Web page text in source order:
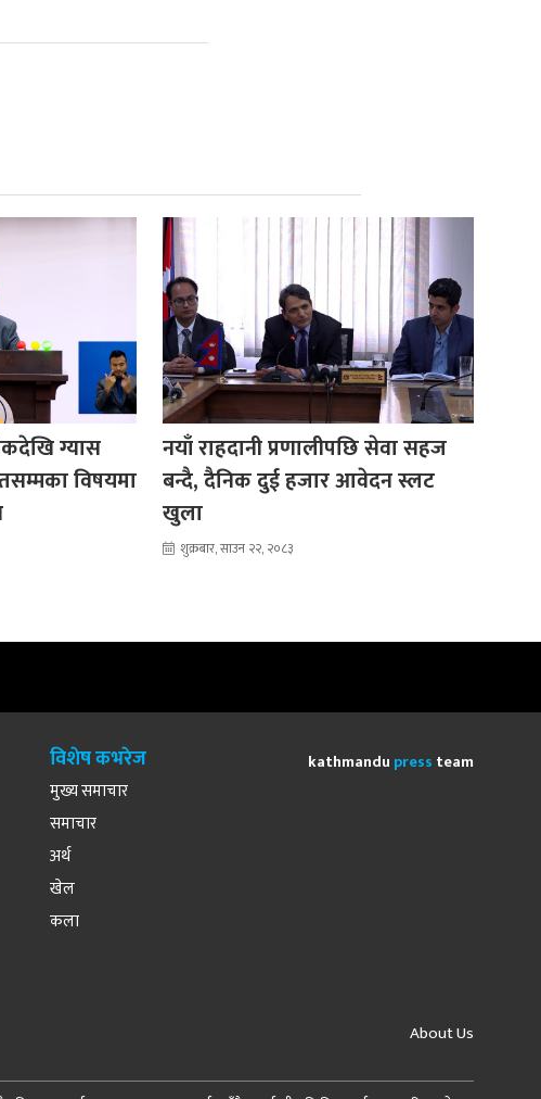
ग्यास
विषयमा
नयाँ राहदानी प्रणालीपछि सेवा सहज
बन्दै, दैनिक दुई हजार आवेदन स्लट
खुला
शुक्रबार, साउन २२, २०८३
विशेष कभरेज
मुख्य समाचार
समाचार
अर्थ
खेल
कला
kathmandu press team
About Us